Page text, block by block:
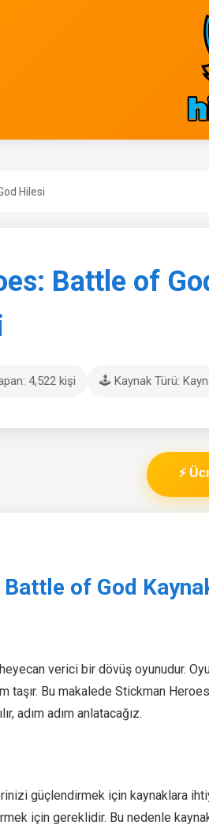
Hilesi
Battle of
4,522 kişi 🕹️ Kaynak Türü:
⚡
of God
verici bir dövüş oyunudur.
taşır. Bu makalede Stickman
adım adım anlatacağız.
güçlendirmek için kaynaklara
için gereklidir. Bu nedenle